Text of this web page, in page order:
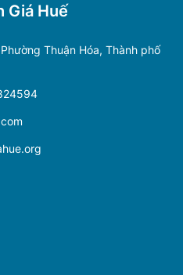
Giá Huế
Thuận Hóa, Thành phố